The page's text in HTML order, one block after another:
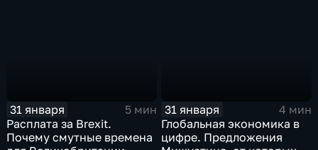
31 января
5 мин
Расплата за Brexit.
Почему смутные времена
31 января
4 мин
Глобальная экономика в
цифре. Предложения